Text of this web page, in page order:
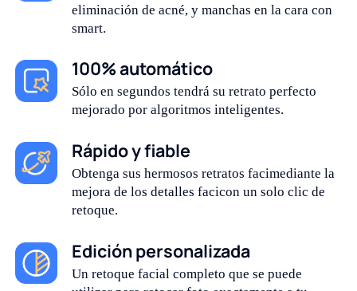
eliminación de acné, y manchas en la cara con
smart.
100% automático
Sólo en segundos tendrá su retrato perfecto
mejorado por algoritmos inteligentes.
Rápido y fiable
Obtenga sus hermosos retratos facimediante la
mejora de los detalles facicon un solo clic de
retoque.
Edición personalizada
Un retoque facial completo que se puede